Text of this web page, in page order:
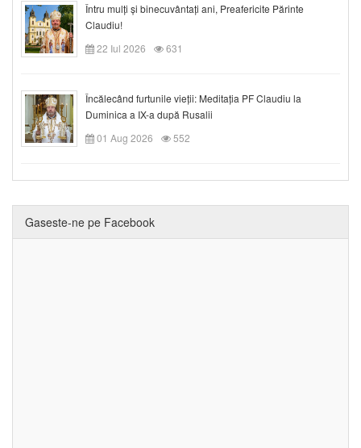
Întru mulți și binecuvântați ani, Preafericite Părinte
Claudiu!
22 Iul 2026
631
Încălecând furtunile vieții: Meditația PF Claudiu la
Duminica a IX-a după Rusalii
01 Aug 2026
552
Gaseste-ne pe Facebook